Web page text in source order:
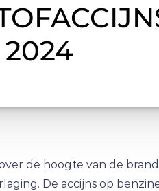
2024
de hoogte van de
De accijns op